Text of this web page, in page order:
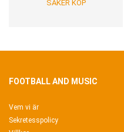
SÄKER KÖP
FOOTBALL AND MUSIC
Vem vi är
Sekretesspolicy